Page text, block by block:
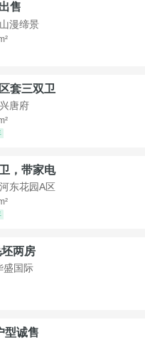
售
漫缔景
套三双卫
唐府
，带家电
东花园A区
两房
盛国际
型诚售